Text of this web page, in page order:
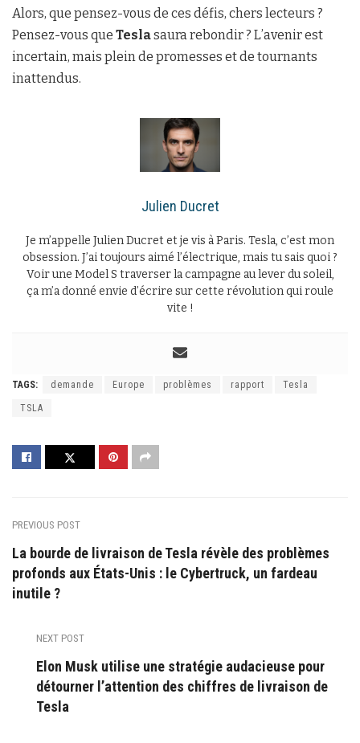
Alors, que pensez-vous de ces défis, chers lecteurs ?
Pensez-vous que Teslasaura rebondir ? L’avenir est
incertain, mais plein de promesses et de tournants
inattendus.
Julien Ducret
Je m’appelle Julien Ducret et je vis à Paris. Tesla, c’est mon
obsession. J’ai toujours aimé l’électrique, mais tu sais quoi ?
Voir une Model S traverser la campagne au lever du soleil,
ça m’a donné envie d’écrire sur cette révolution qui roule
vite !
TAGS: demande Europe problèmes rapport Tesla
TSLA
PREVIOUS POST
La bourde de livraison de Tesla révèle des problèmes
profonds aux États-Unis : le Cybertruck, un fardeau
inutile ?
NEXT POST
Elon Musk utilise une stratégie audacieuse pour
détourner l’attention des chiffres de livraison de
Tesla